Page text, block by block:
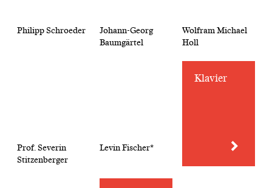
Philipp Schroeder
Johann-Georg
Baumgärtel
Wolfram Michael
Holl
Prof. Severin
Stitzenberger
Levin Fischer*
Klavier